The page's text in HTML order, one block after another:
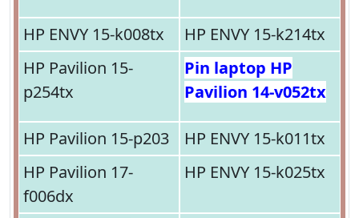
HP ENVY 15-k008tx
HP ENVY 15-k214tx
HP Pavilion 15-
p254tx
Pin laptop HP
Pavilion 14-v052tx
HP Pavilion 15-p203
HP ENVY 15-k011tx
HP Pavilion 17-
f006dx
HP ENVY 15-k025tx